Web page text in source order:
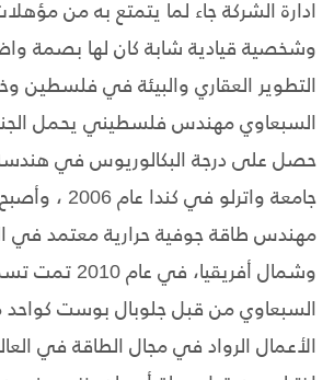
ادارة الشركة جاء لما يتمتع به من
وشخصية قيادية شابة كان لها بصمة
التطوير العقاري والبيئة في فلسطين
السبعاوي مهندس فلسطيني يحمل
حصل على درجة البكالوريوس في
جامعة واترلو في
مهندس طاقة جوفية حرارية معتمد في
وشمال أفريقيا،
السبعاوي من قبل جلوبال بوست
الأعمال الرواد في مجال الطاقة في